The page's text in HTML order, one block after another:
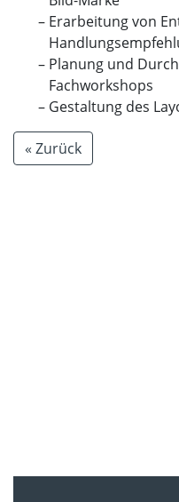
Erarbeitung von
Planung und
Fachworkshops
Gestaltung des
« Zurück